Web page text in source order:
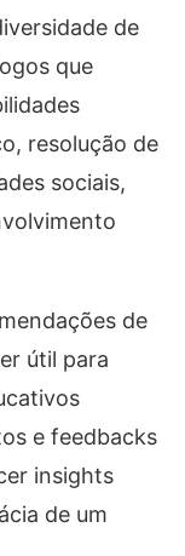
de
que
resolução de
sociais,
de
útil para
e feedbacks
insights
de um